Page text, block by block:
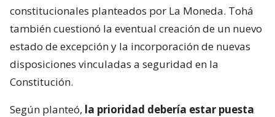
constitucionales planteados por La Moneda. Tohá
también cuestionó la eventual creación de un nuevo
estado de excepción y la incorporación de nuevas
disposiciones vinculadas a seguridad en la
Constitución.
Según planteó, la prioridad debería estar puesta